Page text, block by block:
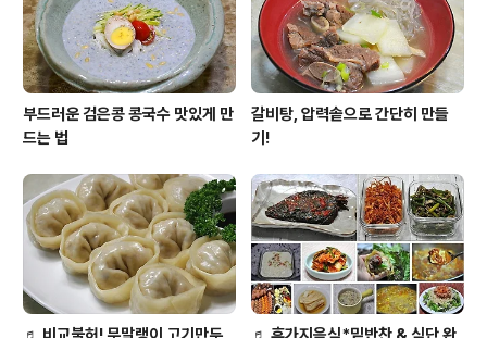
부드러운 검은콩 콩국수 맛있게 만
드는 법
갈비탕, 압력솥으로 간단히 만들
기!